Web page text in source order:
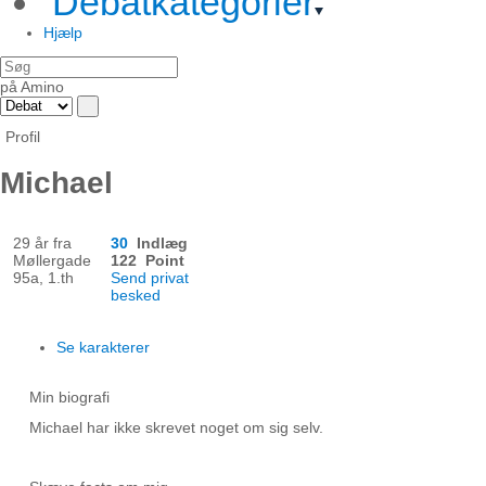
Hjælp
på Amino
Profil
Michael
29 år fra
Møllergade
95a, 1.th
30 Indlæg
122 Point
Send privat
besked
Se karakterer
Min biografi
Michael har ikke skrevet noget om sig selv.